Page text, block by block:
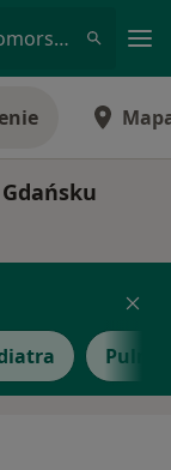
Astma Oskrzelowa • Gdańsk, pomorskie